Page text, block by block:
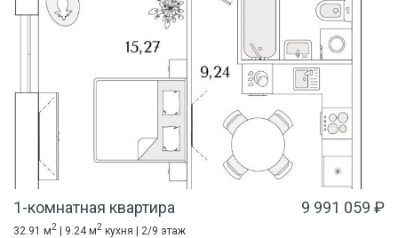
1-комнатная квартира 9 991 059 ₽
32.91 м2 | 9.24 м2 кухня | 2/9 этаж